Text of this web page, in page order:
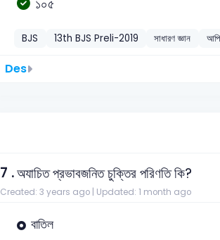
১০৫
BJS 13th BJS Preli-2019 সাধারণ জ্ঞান
Des
7 .অযাচিত প্রভাবজনিত চুক্তির পরিণতি কি?
Created: 3 years ago | Updated: 1 month ago
বাতিল